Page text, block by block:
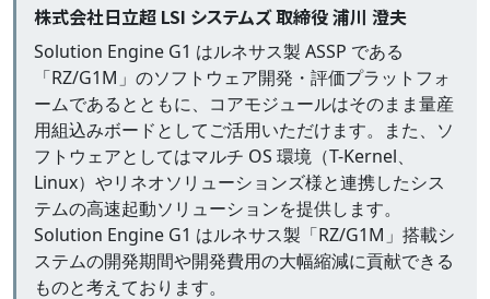
株式会社日立超 LSI システムズ 取締役 浦川 澄夫
Solution Engine G1 はルネサス製 ASSP である
「RZ/G1M」のソフトウェア開発・評価プラットフォ
ームであるとともに、コアモジュールはそのまま量産
用組込みボードとしてご活用いただけます。また、ソ
フトウェアとしてはマルチ OS 環境（T-Kernel、
Linux）やリネオソリューションズ様と連携したシス
テムの高速起動ソリューションを提供します。
Solution Engine G1 はルネサス製「RZ/G1M」搭載シ
ステムの開発期間や開発費用の大幅縮減に貢献できる
ものと考えております。